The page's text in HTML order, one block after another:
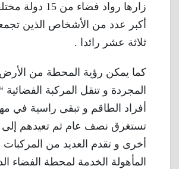
زارها رواد فضاء من
أكبر عدد من الأشخاص الذين
ثلاثة عشر رائدا .
كما يمكن رؤية المحطة من الأرض
المجردة و تنقل المركبة
أفراد الطاقم و تبقى راسية في
تستغرق نصف عام ثم تعيدهم إلى
أخرى و تقدم العديد من المركبات
المأهولة الخدمة لمحطة الفضاء